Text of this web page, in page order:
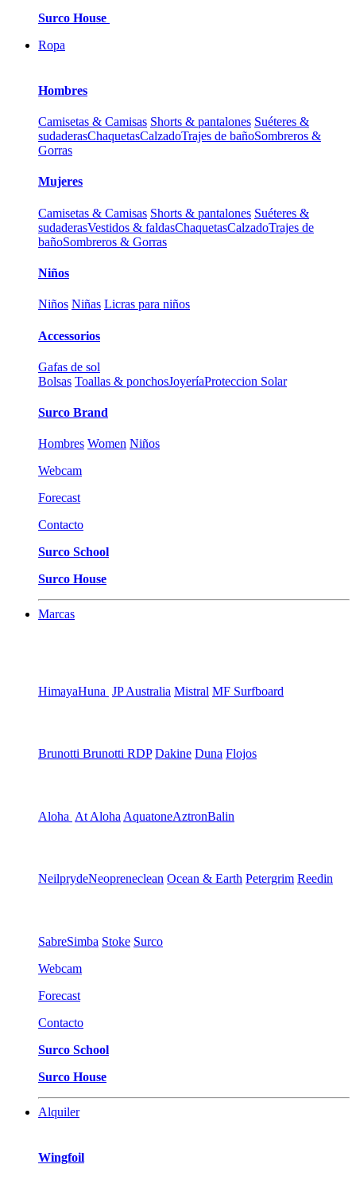
Surco House
Ropa
Hombres
Camisetas & Camisas Shorts & pantalones Suéteres &
sudaderasChaquetasCalzadoTrajes de bañoSombreros &
Gorras
Mujeres
Camisetas & Camisas Shorts & pantalones Suéteres &
sudaderasVestidos & faldasChaquetasCalzadoTrajes de
bañoSombreros & Gorras
Niños
Niños Niñas Licras para niños
Accessorios
Gafas de sol
Bolsas Toallas & ponchosJoyeríaProteccion Solar
Surco Brand
Hombres Women Niños
Webcam
Forecast
Contacto
Surco School
Surco House
Marcas
HimayaHuna JP Australia Mistral MF Surfboard
Brunotti Brunotti RDP Dakine Duna Flojos
Aloha At Aloha AquatoneAztronBalin
NeilprydeNeopreneclean Ocean & Earth Petergrim Reedin
SabreSimba Stoke Surco
Webcam
Forecast
Contacto
Surco School
Surco House
Alquiler
Wingfoil